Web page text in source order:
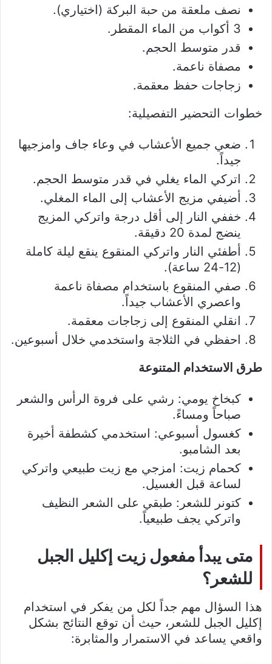
نصف ملعقة من حبة البركة (اختياري).
3 أكواب من الماء المقطر.
قدر متوسط الحجم.
مصفاة ناعمة.
زجاجات حفظ معقمة.
خطوات التحضير التفصيلية:
ضعي جميع الأعشاب في وعاء جاف وامزجيها
جيداً.
اتركي الماء يغلي في قدر متوسط الحجم.
أضيفي مزيج الأعشاب إلى الماء المغلي.
خففي النار إلى أقل درجة واتركي المزيج
ينضج لمدة 20 دقيقة.
أطفئي النار واتركي المنقوع ينقع ليلة كاملة
(12-24 ساعة).
صفي المنقوع باستخدام مصفاة ناعمة
واعصري الأعشاب جيداً.
انقلي المنقوع إلى زجاجات معقمة.
احفظي في الثلاجة واستخدمي خلال أسبوعين.
طرق الاستخدام المتنوعة
كبخاخ يومي: رشي على فروة الرأس والشعر
صباحاً ومساءً.
كغسول أسبوعي: استخدمي كشطفة أخيرة
بعد الشامبو.
كحمام زيت: امزجي مع زيت طبيعي واتركي
لساعة قبل الغسيل.
كتونر للشعر: طبقي على الشعر النظيف
واتركي يجف طبيعياً.
متى يبدأ مفعول زيت إكليل الجبل
للشعر؟
هذا السؤال مهم جداً لكل من يفكر في استخدام
إكليل الجبل للشعر، حيث أن توقع النتائج بشكل
واقعي يساعد في الاستمرار والمثابرة: